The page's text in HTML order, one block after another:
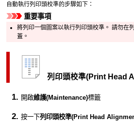
自動執行列印頭校準的步驟如下：
重要事項
將列印一個圖案以執行列印頭校準。 請勿在
蓋 。
列印頭校準(Print Head
開啟維護(Maintenance)標籤
按一下列印頭校準(Print Head